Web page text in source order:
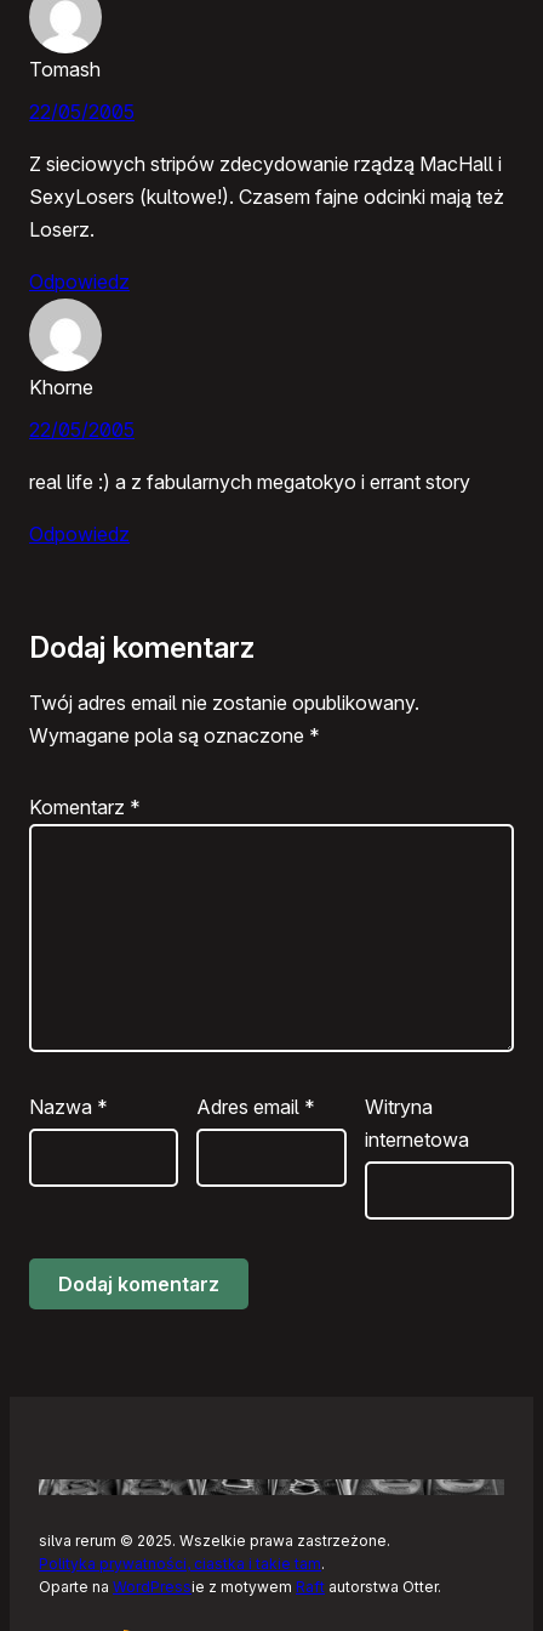
Tomash
22/05/2005
Z sieciowych stripów zdecydowanie rządzą MacHall i
SexyLosers (kultowe!). Czasem fajne odcinki mają też
Loserz.
Odpowiedz
Khorne
22/05/2005
real life :) a z fabularnych megatokyo i errant story
Odpowiedz
Dodaj komentarz
Twój adres email nie zostanie opublikowany.
Wymagane pola są oznaczone *
Komentarz *
Nazwa * Adres email *
Witryna
internetowa
silva rerum © 2025. Wszelkie prawa zastrzeżone.
Polityka prywatności, ciastka i takie tam.
Oparte na WordPressie z motywem Raft autorstwa Otter.